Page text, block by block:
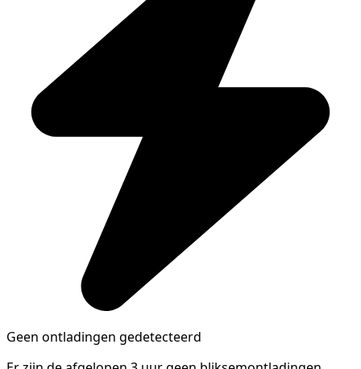
Geen ontladingen gedetecteerd